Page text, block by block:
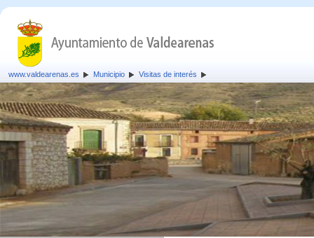
www.valdearenas.es Municipio Visitas de interés